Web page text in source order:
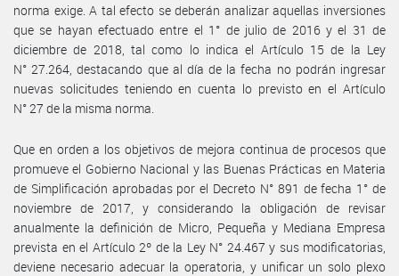
norma exige. A tal efecto se deberán analizar aquellas inversiones
que se hayan efectuado entre el 1° de julio de 2016 y el 31 de
diciembre de 2018, tal como lo indica el Artículo 15 de la Ley
N° 27.264, destacando que al día de la fecha no podrán ingresar
nuevas solicitudes teniendo en cuenta lo previsto en el Artículo
N° 27 de la misma norma.
Que en orden a los objetivos de mejora continua de procesos que
promueve el Gobierno Nacional y las Buenas Prácticas en Materia
de Simplificación aprobadas por el Decreto N° 891 de fecha 1° de
noviembre de 2017, y considerando la obligación de revisar
anualmente la definición de Micro, Pequeña y Mediana Empresa
prevista en el Artículo 2º de la Ley N° 24.467 y sus modificatorias,
deviene necesario adecuar la operatoria, y unificar un solo plexo